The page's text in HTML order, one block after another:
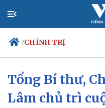
/CHÍNH TRỊ
Chính trị
Tổng Bí thư,
Lâm chủ trì